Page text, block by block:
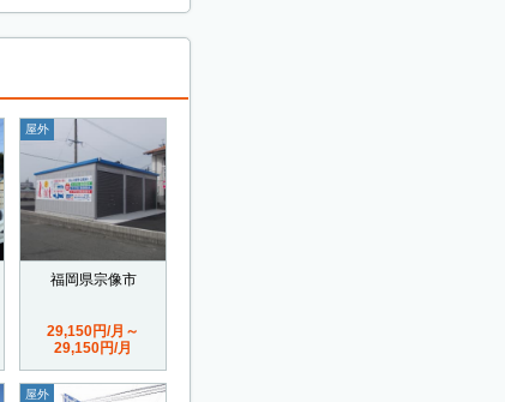
屋外
福岡県宗像市
29,150円/月～
29,150円/月
屋外